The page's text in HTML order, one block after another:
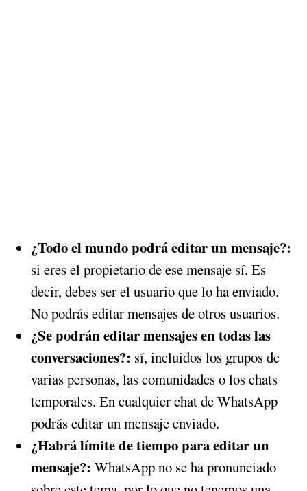
¿Todo el mundo podrá editar un mensaje?:
si eres el propietario de ese mensaje sí. Es
decir, debes ser el usuario que lo ha enviado.
No podrás editar mensajes de otros usuarios.
¿Se podrán editar mensajes en todas las
conversaciones?: sí, incluidos los grupos de
varias personas, las comunidades o los chats
temporales. En cualquier chat de WhatsApp
podrás editar un mensaje enviado.
¿Habrá límite de tiempo para editar un
mensaje?: WhatsApp no se ha pronunciado